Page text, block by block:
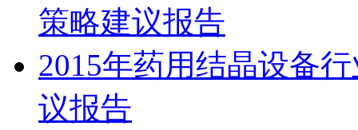
策略建议报告
2015年药用结晶设备
议报告